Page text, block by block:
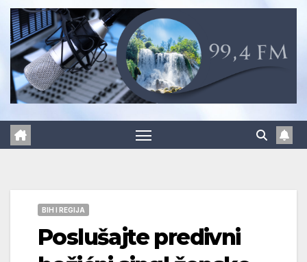
BIH I REGIJA
Poslušajte predivni